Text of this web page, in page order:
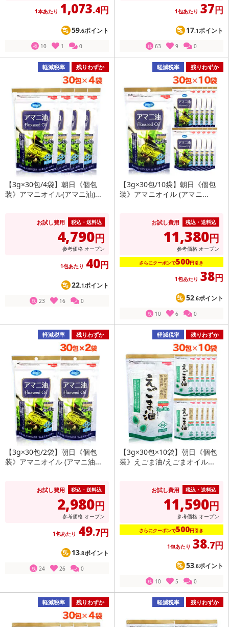
1本あたり 1,073.4円
59.6ポイント
残 10 1 0
1包あたり 37円
17.1ポイント
残 63 9 0
軽減税率 残りわずか
【3g×30包/4袋】朝日《個包
装》アマニオイル(アマニ油)...
お試し費用 税込・送料込
4,790円
参考価格 オープン
1包あたり 40円
22.1ポイント
残 23 16 0
軽減税率 残りわずか
【3g×30包/10袋】朝日《個包
装》アマニオイル (アマニ...
お試し費用 税込・送料込
11,380円
参考価格 オープン
さらにクーポンで500円引き
1包あたり 38円
52.6ポイント
残 10 6 0
軽減税率 残りわずか
【3g×30包/2袋】朝日《個包
装》アマニオイル (アマニ油...
お試し費用 税込・送料込
2,980円
参考価格 オープン
1包あたり 49.7円
13.8ポイント
残 24 26 0
軽減税率 残りわずか
【3g×30包×10袋】朝日《個包
装》えごま油/えごまオイル...
お試し費用 税込・送料込
11,590円
参考価格 オープン
さらにクーポンで500円引き
1包あたり 38.7円
53.6ポイント
残 10 5 0
軽減税率 残りわずか 軽減税率 残りわずか